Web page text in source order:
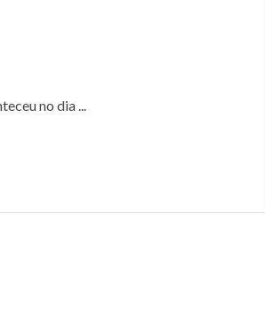
no dia ...